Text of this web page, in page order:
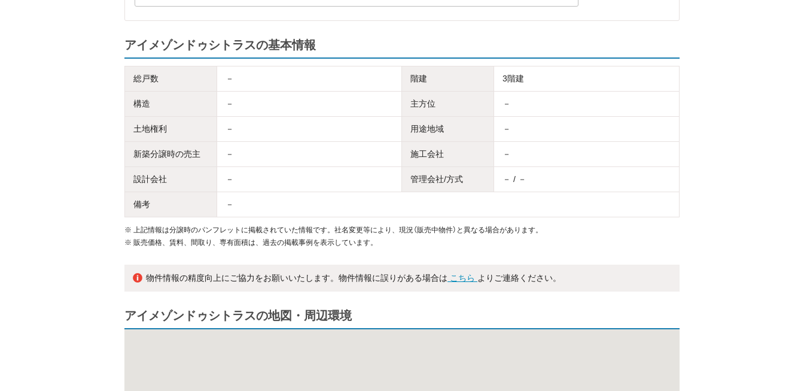
アイメゾンドゥシトラスの基本情報
総戸数 － 階建 3階建
構造 － 主方位 －
土地権利 － 用途地域 －
新築分譲時の売主 － 施工会社 －
設計会社 － 管理会社/方式 － / －
備考 －
※
上記情報は分譲時のパンフレットに掲載されていた情報です。社名変更等により、現況（販売中物件）と異なる場合があります。
※ 販売価格、賃料、間取り、専有面積は、過去の掲載事例を表示しています。
物件情報の精度向上にご協力をお願いいたします。物件情報に誤りがある場合は こちら よりご連絡ください。
アイメゾンドゥシトラスの地図・周辺環境